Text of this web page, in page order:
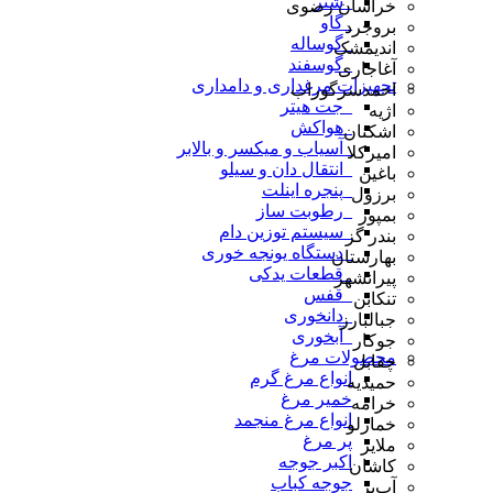
_گاو
_گوساله
_گوسفند
تجهیزات مرغداری و دامداری
_جت هیتر
_هواکش
_آسیاب و میکسر و بالابر
_انتقال دان و سیلو
_پنجره اینلت
_رطوبت ساز
_سیستم توزین دام
_دستگاه یونجه خوری
_قطعات یدکی
_قفس
_دانخوری
_آبخوری
محصولات مرغ
انواع مرغ گرم
خمیر مرغ
انواع مرغ منجمد
پر مرغ
اکبر جوجه
جوجه کباب
خراسان رضوی
بروجرد
اندیمشک
آغاجاری
احمدسرگوراب
اژیه
اشکنان
امیرکلا
باغین
برزول
بمپور
بندر گز
بهارستان
پیرانشهر
تنکابن
جبالبارز
جوکار
چقابل
حمیدیه
خرامه
خمارلو
ملایر
کاشان
آب‌بر